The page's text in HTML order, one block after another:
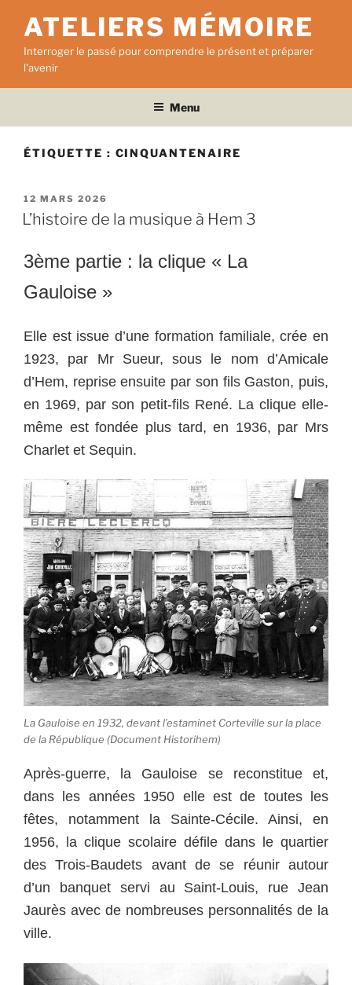
contenu
principal
ATELIERS MÉMOIRE
Interroger le passé pour comprendre le présent et préparer
l'avenir
Menu
ÉTIQUETTE : CINQUANTENAIRE
PUBLIÉ
LE
12 MARS 2026
L’histoire de la musique à Hem 3
3ème partie : la clique « La
Gauloise »
Elle est issue d’une formation familiale, crée en
1923, par Mr Sueur, sous le nom d’Amicale
d’Hem, reprise ensuite par son fils Gaston, puis,
en 1969, par son petit-fils René. La clique elle-
même est fondée plus tard, en 1936, par Mrs
Charlet et Sequin.
La Gauloise en 1932, devant l’estaminet Corteville sur la place
de la République (Document Historihem)
Après-guerre, la Gauloise se reconstitue et,
dans les années 1950 elle est de toutes les
fêtes, notamment la Sainte-Cécile. Ainsi, en
1956, la clique scolaire défile dans le quartier
des Trois-Baudets avant de se réunir autour
d’un banquet servi au Saint-Louis, rue Jean
Jaurès avec de nombreuses personnalités de la
ville.